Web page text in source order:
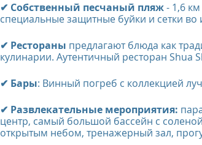
✔ Собственный песчаный пляж - 1,6
специальные защитные буйки и сетки
✔ Рестораны предлагают блюда как
кулинарии. Аутентичный ресторан Shua
✔ Бары: Винный погреб с коллекцией
✔ Развлекательные мероприятия:
центр, самый большой бассейн с
открытым небом, тренажерный зал,